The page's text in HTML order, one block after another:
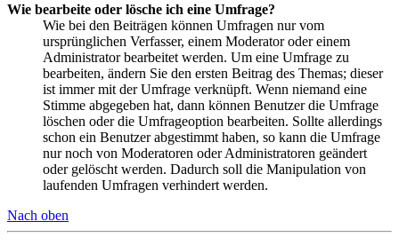
Wie bearbeite oder lösche ich eine Umfrage?
Wie bei den Beiträgen können Umfragen nur vom
ursprünglichen Verfasser, einem Moderator oder einem
Administrator bearbeitet werden. Um eine Umfrage zu
bearbeiten, ändern Sie den ersten Beitrag des Themas; dieser
ist immer mit der Umfrage verknüpft. Wenn niemand eine
Stimme abgegeben hat, dann können Benutzer die Umfrage
löschen oder die Umfrageoption bearbeiten. Sollte allerdings
schon ein Benutzer abgestimmt haben, so kann die Umfrage
nur noch von Moderatoren oder Administratoren geändert
oder gelöscht werden. Dadurch soll die Manipulation von
laufenden Umfragen verhindert werden.
Nach oben